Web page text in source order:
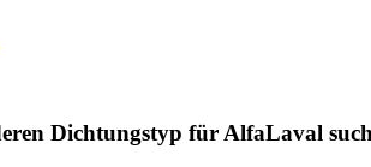
Dichtungstyp für AlfaLaval